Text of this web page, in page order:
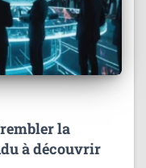
la
à découvrir